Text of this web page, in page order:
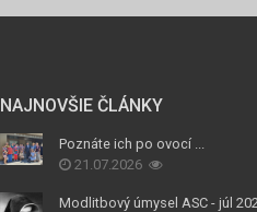
NAJNOVŠIE ČLÁNKY
Poznáte ich po ovocí ...
21.07.2026
Modlitbový úmysel ASC - júl